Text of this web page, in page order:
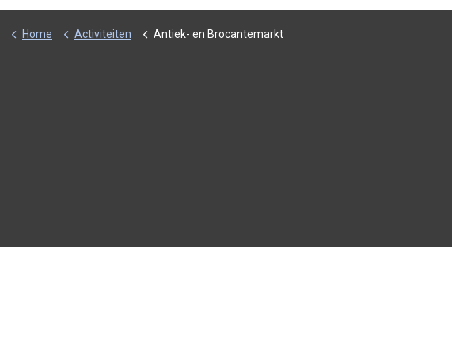
Home Activiteiten Antiek- en Brocantemarkt